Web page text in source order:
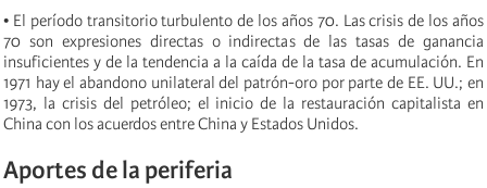
• El período transitorio turbulento de los años 70. Las crisis de los años
70 son expresiones directas o indirectas de las tasas de ganancia
insuficientes y de la tendencia a la caída de la tasa de acumulación. En
1971 hay el abandono unilateral del patrón-oro por parte de EE. UU.; en
1973, la crisis del petróleo; el inicio de la restauración capitalista en
China con los acuerdos entre China y Estados Unidos.
Aportes de la periferia